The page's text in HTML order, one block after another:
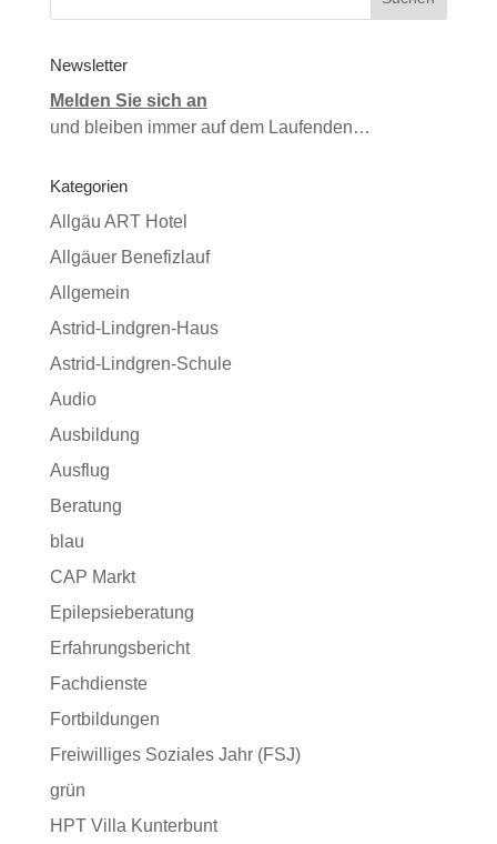
Newsletter
Melden Sie sich an
und bleiben immer auf dem Laufenden…
Kategorien
Allgäu ART Hotel
Allgäuer Benefizlauf
Allgemein
Astrid-Lindgren-Haus
Astrid-Lindgren-Schule
Audio
Ausbildung
Ausflug
Beratung
blau
CAP Markt
Epilepsieberatung
Erfahrungsbericht
Fachdienste
Fortbildungen
Freiwilliges Soziales Jahr (FSJ)
grün
HPT Villa Kunterbunt